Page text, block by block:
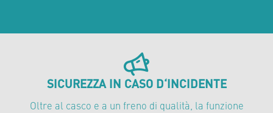
SICUREZZA IN CASO D‘INCIDENTE
Oltre al casco e a un freno di qualità, la funzione